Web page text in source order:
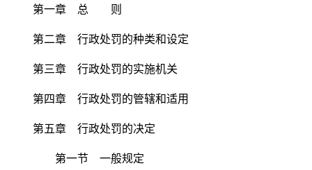
第一章 总 则
第二章 行政处罚的种类和设定
第三章 行政处罚的实施机关
第四章 行政处罚的管辖和适用
第五章 行政处罚的决定
第一节 一般规定